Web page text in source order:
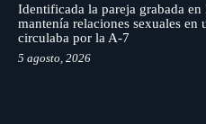
Identificada la pareja grabada
mantenía relaciones sexuales en
circulaba por la A-7
5 agosto, 2026